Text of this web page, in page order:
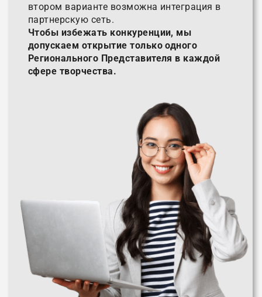
втором варианте возможна интеграция в
партнерскую сеть.
Чтобы избежать конкуренции, мы
допускаем открытие только одного
Регионального Представителя в каждой
сфере творчества.